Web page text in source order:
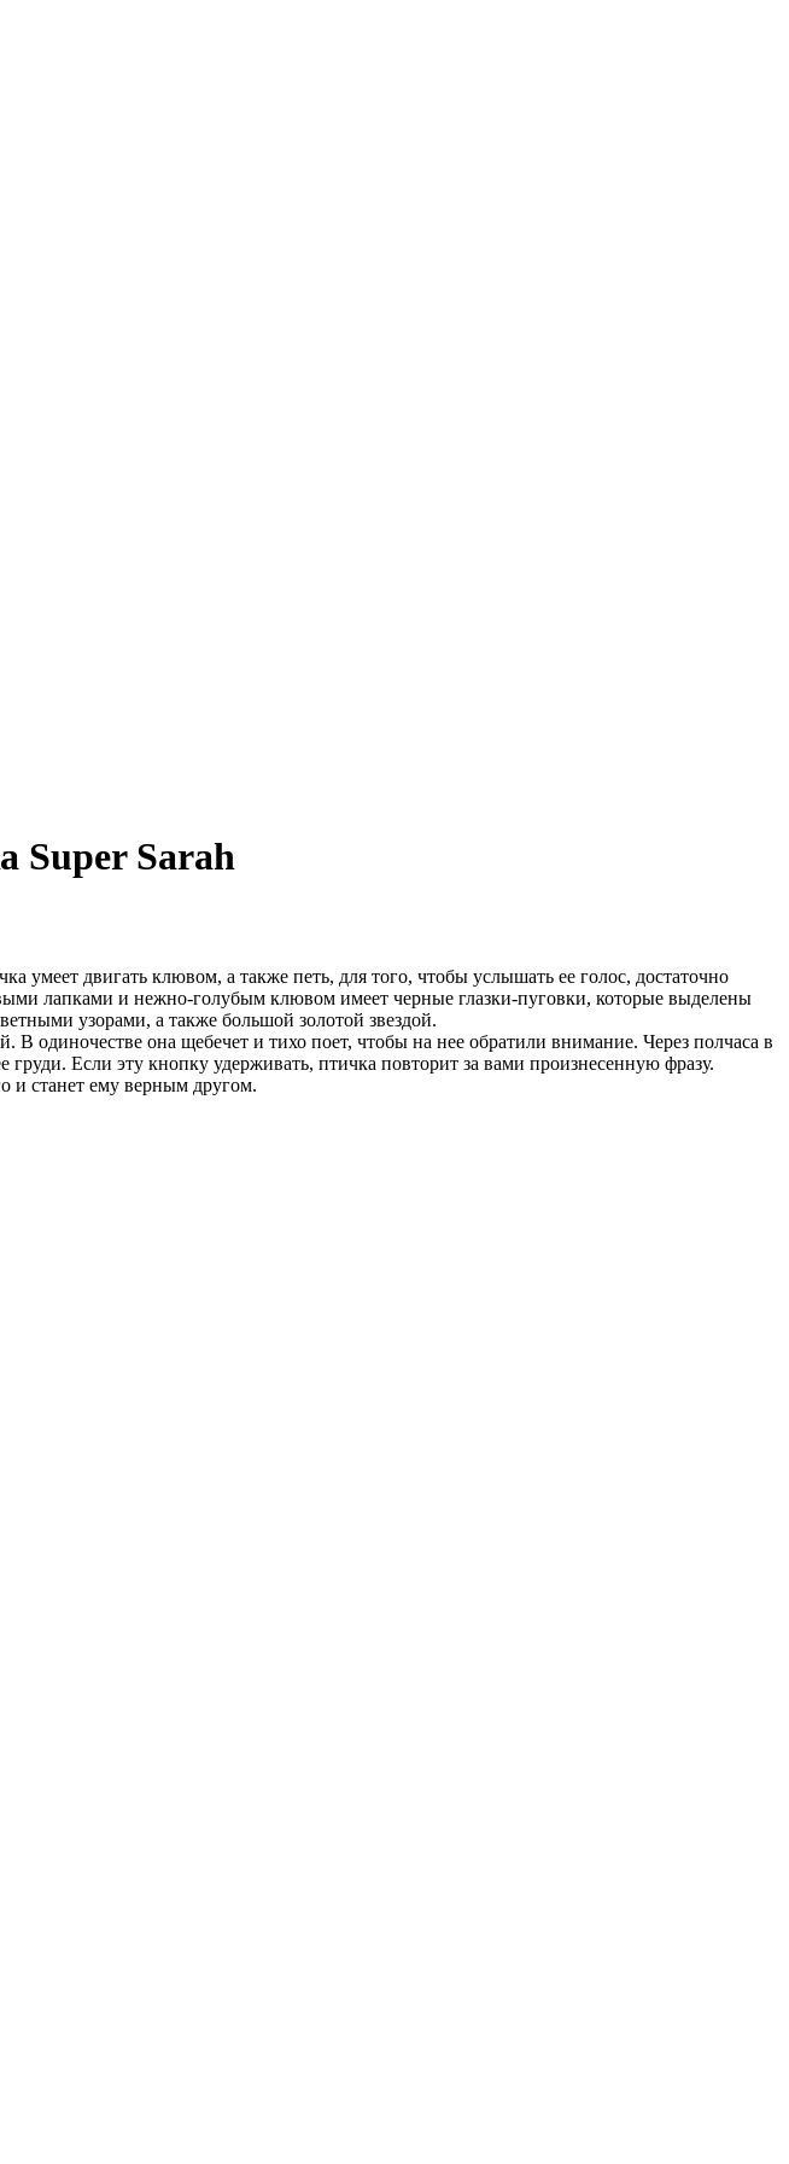
Super Sarah
умеет двигать клювом, а также петь, для того, чтобы услышать ее голос, достаточно
лапками и нежно-голубым клювом имеет черные глазки-пуговки, которые выделены
узорами, а также большой золотой звездой.
В одиночестве она щебечет и тихо поет, чтобы на нее обратили внимание. Через полчаса в
Если эту кнопку удерживать, птичка повторит за вами произнесенную фразу.
и станет ему верным другом.